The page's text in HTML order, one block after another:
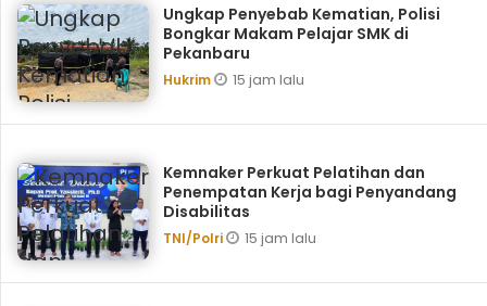
Ungkap Penyebab Kematian, Polisi
Bongkar Makam Pelajar SMK di
Pekanbaru
Hukrim 15 jam lalu
Kemnaker Perkuat Pelatihan dan
Penempatan Kerja bagi Penyandang
Disabilitas
TNI/Polri 15 jam lalu